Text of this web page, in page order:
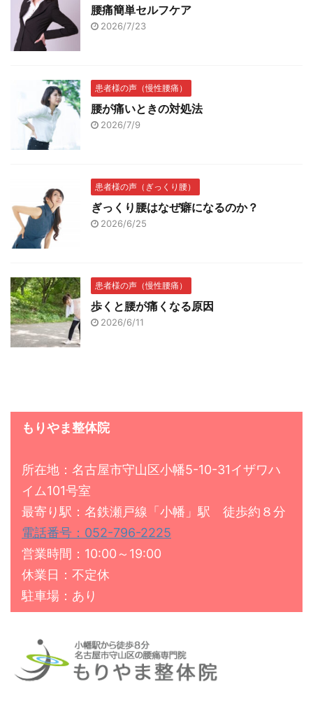
腰痛簡単セルフケア
2026/7/23
患者様の声（慢性腰痛）
腰が痛いときの対処法
2026/7/9
患者様の声（ぎっくり腰）
ぎっくり腰はなぜ癖になるのか？
2026/6/25
患者様の声（慢性腰痛）
歩くと腰が痛くなる原因
2026/6/11
もりやま整体院
所在地：名古屋市守山区小幡5-10-31イザワハ
イム101号室
最寄り駅：名鉄瀬戸線「小幡」駅 徒歩約８分
電話番号：052-796-2225
営業時間：10:00～19:00
休業日：不定休
駐車場：あり